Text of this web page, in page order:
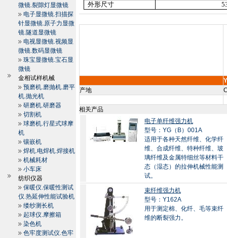
微镜.裂隙灯显微镜
电子显微镜.扫描探
针显微镜.原子力显微
镜.隧道显微镜
电视显微镜.视频显
微镜.数码显微镜
珠宝显微镜.宝石显
微镜
金相试样机械
预磨机.磨抛机.磨平
机.抛光机
研磨机.研磨器
切割机
球磨机.行星式球摩
机
镶嵌机
焊机.电焊机.焊接机
机械耗材
小车床
纺织仪器
保暖仪.保暖性测试
仪.热延伸性能试验机
缕纱测长机
起球仪.摩擦箱
染色机
色牢度测试仪.色牢
外形尺寸
产地
相关产品
电子单纤维强力机
型号：YG（B）001A
适用于各种天然纤维、化学纤
维、合成纤维、特种纤维、玻
璃纤维及金属特细丝等材料干
态（湿态）的拉伸机械性能测
试。
束纤维强力机
型号：Y162A
用于测定棉、化纤、毛等束纤
维的断裂强力。